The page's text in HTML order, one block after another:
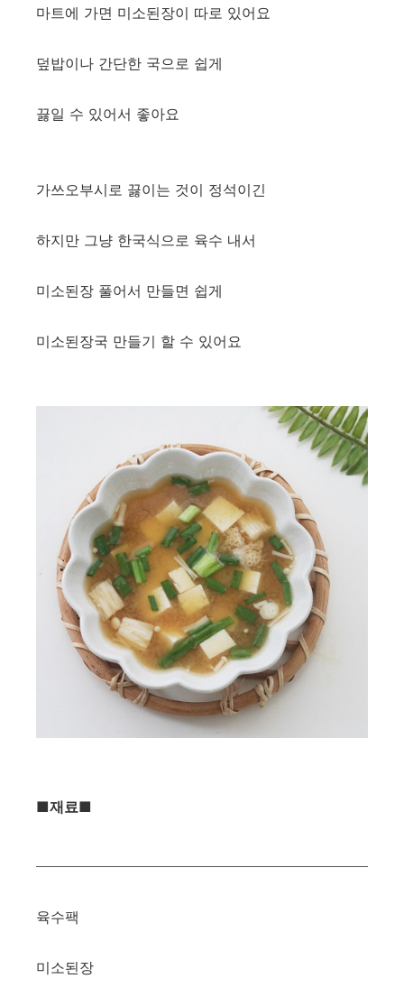
마트에 가면 미소된장이 따로 있어요
덮밥이나 간단한 국으로 쉽게
끓일 수 있어서 좋아요
가쓰오부시로 끓이는 것이 정석이긴
하지만 그냥 한국식으로 육수 내서
미소된장 풀어서 만들면 쉽게
미소된장국 만들기 할 수 있어요
■재료■
육수팩
미소된장